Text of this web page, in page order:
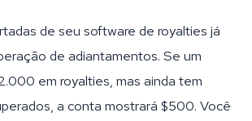
de seu software de royalties já
de adiantamentos. Se um
em royalties, mas ainda tem
a conta mostrará $500. Você